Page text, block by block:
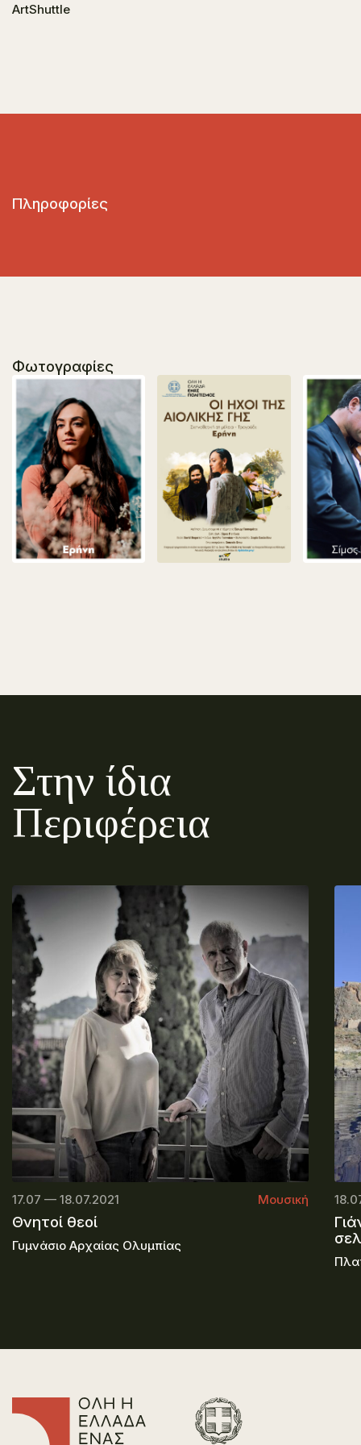
ArtShuttle
Πληροφορίες
Φωτογραφίες
Στην ίδια
Περιφέρεια
17.07 — 18.07.2021 Μουσική
Θνητοί θεοί
Γυμνάσιο Αρχαίας Ολυμπίας